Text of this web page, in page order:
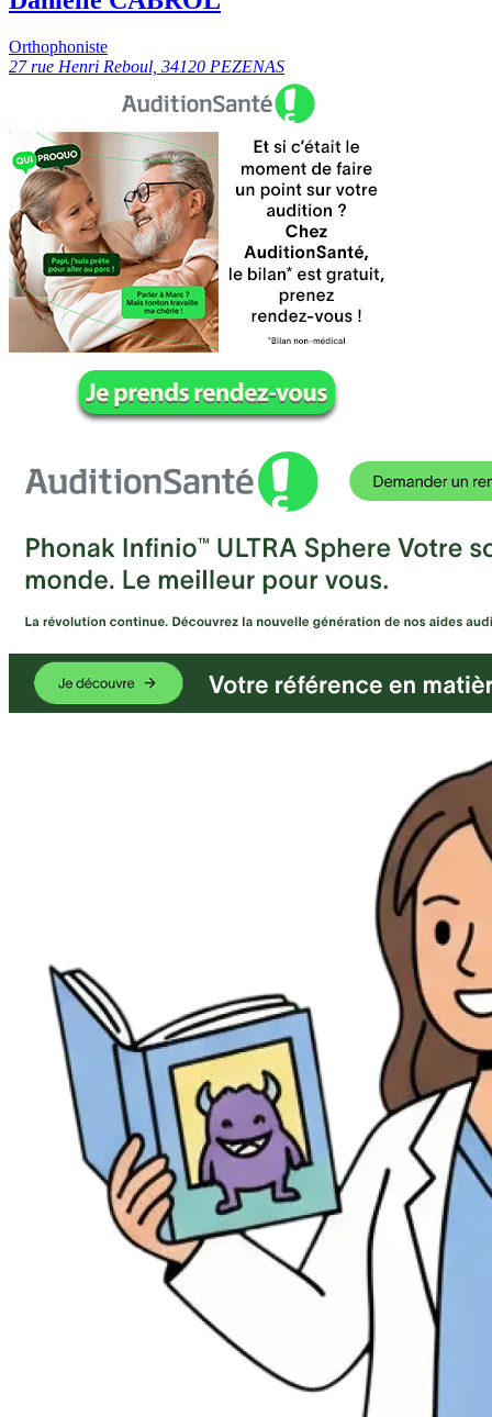
Orthophoniste
27 rue Henri Reboul, 34120 PEZENAS